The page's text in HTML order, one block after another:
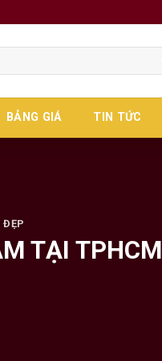
BẢNG GIÁ TIN TỨC
ĐẸP
TẠI TPHCM